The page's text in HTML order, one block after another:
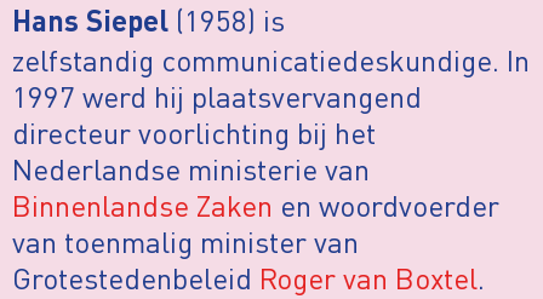
Hans Siepel (1958) is
zelfstandig communicatiedeskundige. In
1997 werd hij plaatsvervangend
directeur voorlichting bij het
Nederlandse ministerie van
Binnenlandse Zaken en woordvoerder
van toenmalig minister van
Grotestedenbeleid Roger van Boxtel.